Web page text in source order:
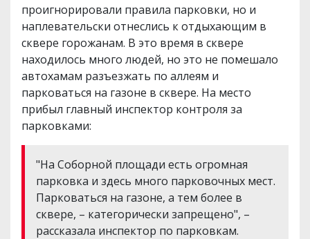
проигнорировали правила парковки, но и
наплевательски отнеслись к отдыхающим в
сквере горожанам. В это время в сквере
находилось много людей, но это не помешало
автохамам разъезжать по аллеям и
парковаться на газоне в сквере. На место
прибыл главный инспектор контроля за
парковками:
"На Соборной площади есть огромная
парковка и здесь много парковочных мест.
Парковаться на газоне, а тем более в
сквере, – категорически запрещено", –
рассказала инспектор по парковкам.